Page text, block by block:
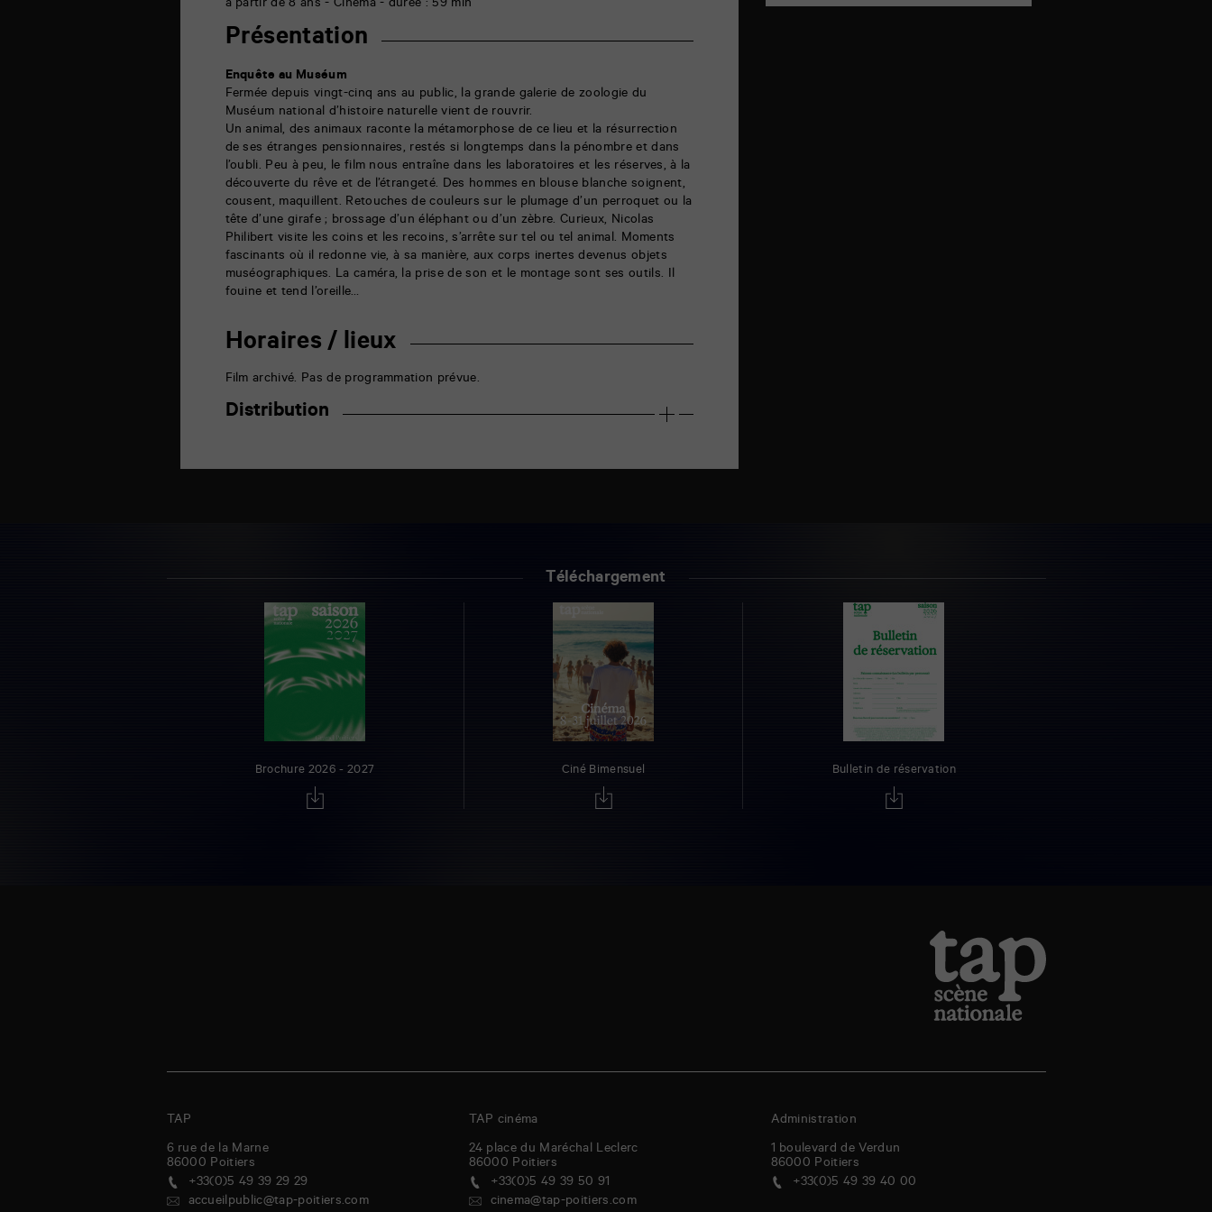
à partir de 8 ans - Cinéma - durée : 59 min
Présentation
Enquête au Muséum
Fermée depuis vingt-cinq ans au public, la grande galerie de zoologie du
Muséum national d’histoire naturelle vient de rouvrir.
Un animal, des animaux raconte la métamorphose de ce lieu et la résurrection
de ses étranges pensionnaires, restés si longtemps dans la pénombre et dans
l’oubli. Peu à peu, le film nous entraîne dans les laboratoires et les réserves, à la
découverte du rêve et de l’étrangeté. Des hommes en blouse blanche soignent,
cousent, maquillent. Retouches de couleurs sur le plumage d’un perroquet ou la
tête d’une girafe ; brossage d’un éléphant ou d’un zèbre. Curieux, Nicolas
Philibert visite les coins et les recoins, s’arrête sur tel ou tel animal. Moments
fascinants où il redonne vie, à sa manière, aux corps inertes devenus objets
muséographiques. La caméra, la prise de son et le montage sont ses outils. Il
fouine et tend l’oreille…
Horaires / lieux
Film archivé. Pas de programmation prévue.
Distribution
Téléchargement
Brochure 2026 - 2027 Ciné Bimensuel Bulletin de réservation
TAP
6 rue de la Marne
86000 Poitiers
+33(0)5 49 39 29 29
accueilpublic@tap-poitiers.com
TAP cinéma
24 place du Maréchal Leclerc
86000 Poitiers
+33(0)5 49 39 50 91
cinema@tap-poitiers.com
Administration
1 boulevard de Verdun
86000 Poitiers
+33(0)5 49 39 40 00